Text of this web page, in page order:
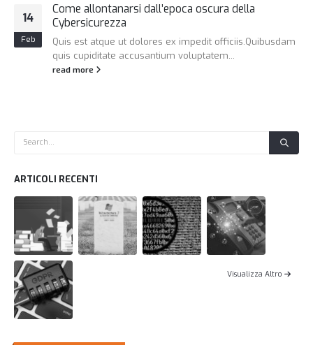
14
Feb
Come allontanarsi dall’epoca oscura della
Cybersicurezza
Quis est atque ut dolores ex impedit officiis.Quibusdam
quis cupiditate accusantium voluptatem...
read more
ARTICOLI RECENTI
Visualizza Altro